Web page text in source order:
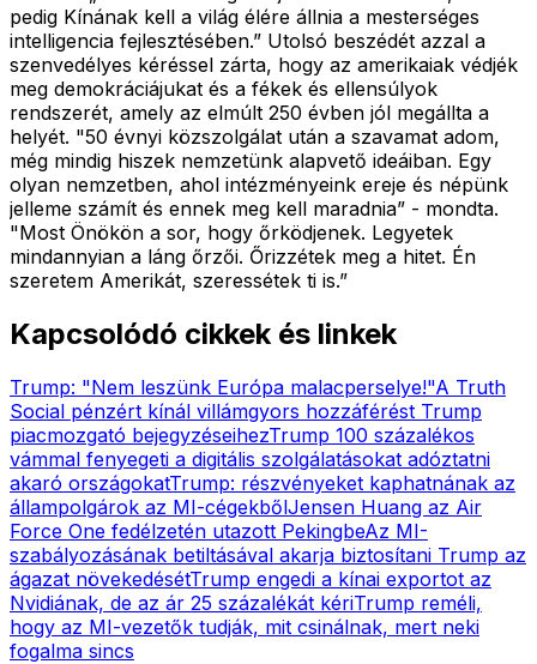
pedig Kínának kell a világ élére állnia a mesterséges
intelligencia fejlesztésében.” Utolsó beszédét azzal a
szenvedélyes kéréssel zárta, hogy az amerikaiak védjék
meg demokráciájukat és a fékek és ellensúlyok
rendszerét, amely az elmúlt 250 évben jól megállta a
helyét. "50 évnyi közszolgálat után a szavamat adom,
még mindig hiszek nemzetünk alapvető ideáiban. Egy
olyan nemzetben, ahol intézményeink ereje és népünk
jelleme számít és ennek meg kell maradnia” - mondta.
"Most Önökön a sor, hogy őrködjenek. Legyetek
mindannyian a láng őrzői. Őrizzétek meg a hitet. Én
szeretem Amerikát, szeressétek ti is.”
Kapcsolódó cikkek és linkek
Trump: "Nem leszünk Európa malacperselye!"A Truth
Social pénzért kínál villámgyors hozzáférést Trump
piacmozgató bejegyzéseihezTrump 100 százalékos
vámmal fenyegeti a digitális szolgálatásokat adóztatni
akaró országokatTrump: részvényeket kaphatnának az
állampolgárok az MI-cégekbőlJensen Huang az Air
Force One fedélzetén utazott PekingbeAz MI-
szabályozásának betiltásával akarja biztosítani Trump az
ágazat növekedésétTrump engedi a kínai exportot az
Nvidiának, de az ár 25 százalékát kériTrump reméli,
hogy az MI-vezetők tudják, mit csinálnak, mert neki
fogalma sincs